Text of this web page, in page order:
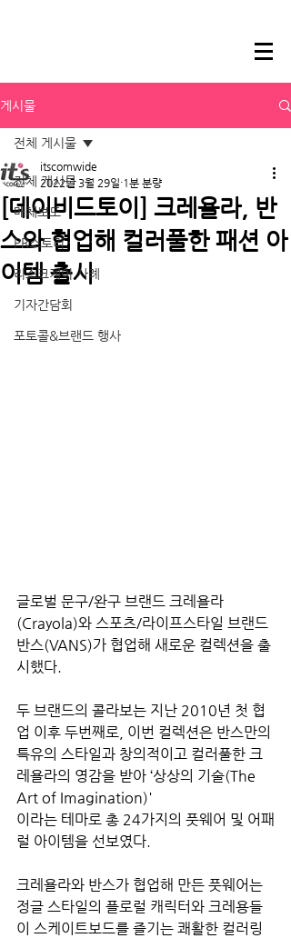
게시물
전체 게시물
매체보도
PR스토리
리스크케어 사례
기자간담회
포토콜&브랜드 행사
전체 게시물
[데이비드토이] 크레욜라, 반
스와 협업해 컬러풀한 패션 아
이템 출시
itscomwide
2022년 3월 29일 1분 분량
글로벌 문구/완구 브랜드 크레욜라
(Crayola)와 스포츠/라이프스타일 브랜드
반스(VANS)가 협업해 새로운 컬렉션을 출
시했다.
두 브랜드의 콜라보는 지난 2010년 첫 협
업 이후 두번째로, 이번 컬렉션은 반스만의
특유의 스타일과 창의적이고 컬러풀한 크
레욜라의 영감을 받아 ‘상상의 기술(The
Art of Imagination)'
이라는 테마로 총 24가지의 풋웨어 및 어패
럴 아이템을 선보였다.
크레욜라와 반스가 협업해 만든 풋웨어는
정글 스타일의 플로럴 캐릭터와 크레용들
이 스케이트보드를 즐기는 쾌활한 컬러링